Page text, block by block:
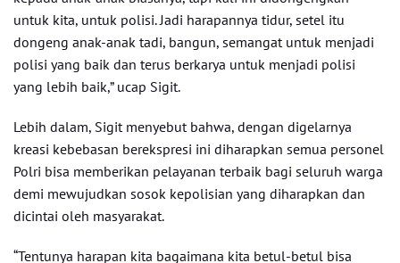
untuk kita, untuk polisi. Jadi harapannya tidur, setel itu
dongeng anak-anak tadi, bangun, semangat untuk menjadi
polisi yang baik dan terus berkarya untuk menjadi polisi
yang lebih baik,” ucap Sigit.
Lebih dalam, Sigit menyebut bahwa, dengan digelarnya
kreasi kebebasan berekspresi ini diharapkan semua personel
Polri bisa memberikan pelayanan terbaik bagi seluruh warga
demi mewujudkan sosok kepolisian yang diharapkan dan
dicintai oleh masyarakat.
“Tentunya harapan kita bagaimana kita betul-betul bisa